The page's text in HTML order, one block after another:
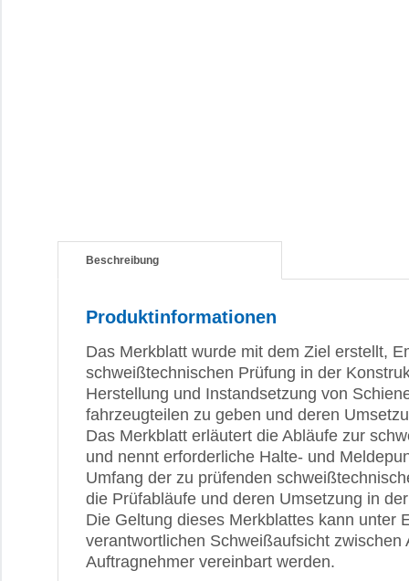
Beschreibung
Produktinformationen
Das Merkblatt wurde mit dem Ziel erstellt,
schweißtechnischen Prüfung in der
Herstellung und Instandsetzung von
fahrzeugteilen zu geben und deren
Das Merkblatt erläutert die Abläufe zur
und nennt erforderliche Halte- und
Umfang der zu prüfenden
die Prüfabläufe und deren Umsetzung in
Die Geltung dieses Merkblattes kann unter
verantwortlichen Schweißaufsicht zwischen
Auftragnehmer vereinbart werden.